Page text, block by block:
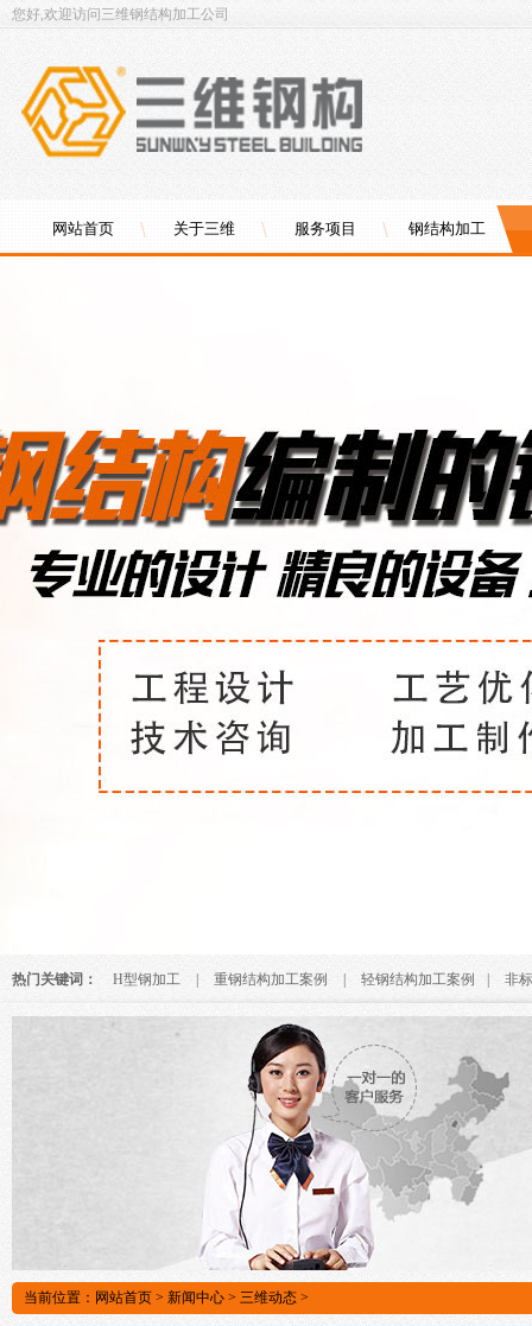
您好,欢迎访问三维钢结构加工公司
网站首页 关于三维 服务项目 钢结构加工
热门关键词： H型钢加工 重钢结构加工案例 轻钢结构加工案例 | 非
当前位置： 网站首页 > 新闻中心 > 三维动态 >